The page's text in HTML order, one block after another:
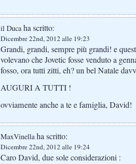
il Ducaha scritto:
Dicembre 22nd, 2012 alle 19:23
Grandi, grandi, sempre più grandi! e
volevano che Jovetic fosse venduto a
fosso, ora tutti zitti, eh? un bel Natale
AUGURI A TUTTI !
ovviamente anche a te e famiglia, David!
MaxVinellaha scritto:
Dicembre 22nd, 2012 alle 19:24
Caro David, due sole considerazioni :